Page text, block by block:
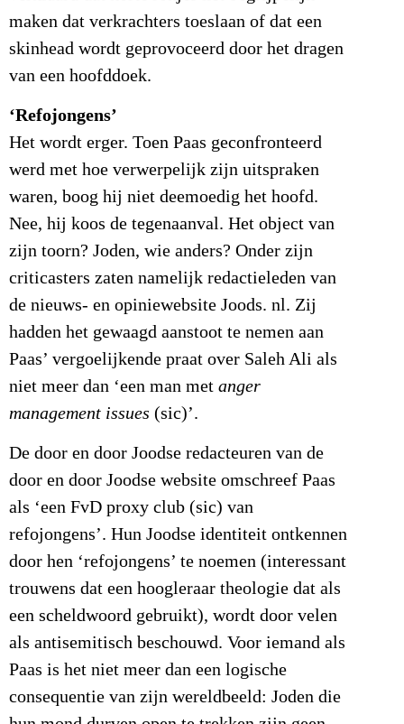
maken dat verkrachters toeslaan of dat een
skinhead wordt geprovoceerd door het dragen
van een hoofddoek.
‘Refojongens’
Het wordt erger. Toen Paas geconfronteerd
werd met hoe verwerpelijk zijn uitspraken
waren, boog hij niet deemoedig het hoofd.
Nee, hij koos de tegenaanval. Het object van
zijn toorn? Joden, wie anders? Onder zijn
criticasters zaten namelijk redactieleden van
de nieuws- en opiniewebsite Joods. nl. Zij
hadden het gewaagd aanstoot te nemen aan
Paas’ vergoelijkende praat over Saleh Ali als
niet meer dan ‘een man met anger
management issues (sic)’.
De door en door Joodse redacteuren van de
door en door Joodse website omschreef Paas
als ‘een FvD proxy club (sic) van
refojongens’. Hun Joodse identiteit ontkennen
door hen ‘refojongens’ te noemen (interessant
trouwens dat een hoogleraar theologie dat als
een scheldwoord gebruikt), wordt door velen
als antisemitisch beschouwd. Voor iemand als
Paas is het niet meer dan een logische
consequentie van zijn wereldbeeld: Joden die